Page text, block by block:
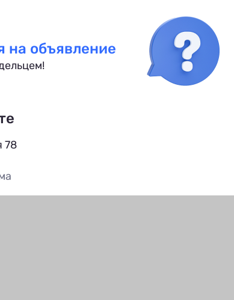
на объявление
78